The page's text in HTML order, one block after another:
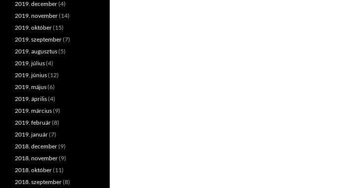
2019. december(4)
2019. november(14)
2019. október(15)
2019. szeptember(7)
2019. augusztus(5)
2019. július(4)
2019. június(12)
2019. május(6)
2019. április(4)
2019. március(9)
2019. február(8)
2019. január(7)
2018. december(9)
2018. november(9)
2018. október(11)
2018. szeptember(8)